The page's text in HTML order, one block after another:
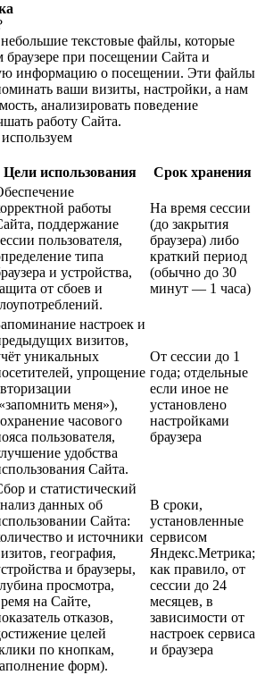
текстовые файлы, которые
браузере при посещении Сайта и
информацию о посещении. Эти файлы
ваши визиты, настройки, а нам
анализировать поведение
работу Сайта.
Цели использования Срок хранения
работы
поддержание
пользователя,
типа
и устройства,
от сбоев и
На время сессии
(до закрытия
браузера) либо
краткий период
(обычно до 30
минут — 1 часа)
настроек и
визитов,
уникальных
упрощение
меня»),
часового
пользователя,
удобства
Сайта.
От сессии до 1
года; отдельные
если иное не
установлено
настройками
браузера
и статистический
данных об
Сайта:
и источники
география,
и браузеры,
просмотра,
на Сайте,
отказов,
целей
по кнопкам,
форм).
В сроки,
установленные
сервисом
Яндекс.Метрика;
как правило, от
сессии до 24
месяцев, в
зависимости от
настроек сервиса
и браузера